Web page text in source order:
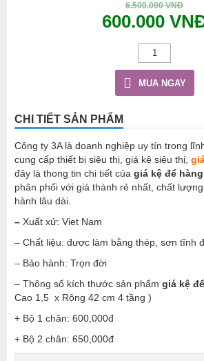
6.500.000 VNĐ
600.000
MUA NGAY
CHI TIẾT SẢN PHẨM
Công ty 3A là doanh nghiệp uy tín trong
cung cấp thiết bị siêu thị, giá kệ siêu thị,
đây là thong tin chi tiết của giá kệ để hàng
phân phối với giá thành rẻ nhất, chất
hành lâu dài.
– Xuất xứ: Viet Nam
– Chất liệu: được làm bằng thép, sơn tĩnh
– Bảo hành: Trọn đời
– Thông số kích thước sản phẩm giá kệ
Cao 1,5 x Rộng 42 cm 4 tầng )
+ Bộ 1 chân: 600,000đ
+ Bộ 2 chân: 650,000đ